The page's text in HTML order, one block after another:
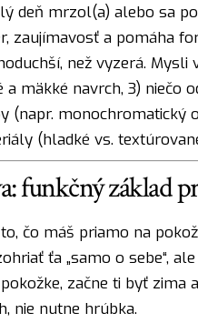
deň mrzol(a) alebo sa
zaujímavosť a pomáha
než vyzerá.
a mäkké navrch, 3)
(napr. monochromatický
(hladké vs.
funkčný základ
čo máš priamo na
ťa „samo o sebe“,
začne ti byť
nie nutne hrúbka.